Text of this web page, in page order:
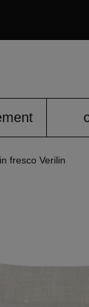
fresco Verilin